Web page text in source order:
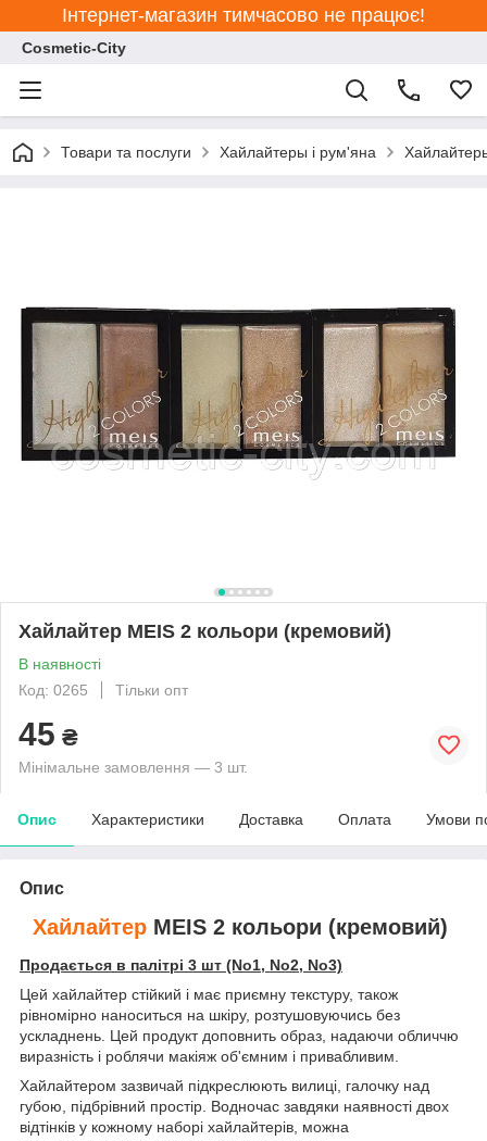
Інтернет-магазин тимчасово не працює!
Cosmetic-City
Товари та послуги Хайлайтеры і рум'яна
Хайлайтер MEIS 2 кольори (кремовий)
В наявності
Код: 0265
Тільки опт
45 ₴
Мінімальне замовлення — 3 шт.
Опис Характеристики Доставка Оплата Умови
Опис
Хайлайтер MEIS 2 кольори (кремовий)
Продається в палітрі 3 шт (No1, No2, No3)
Цей хайлайтер стійкий і має приємну текстуру, також
рівномірно наноситься на шкіру, розтушовуючись без
ускладнень. Цей продукт доповнить образ, надаючи обличчю
виразність і роблячи макіяж об'ємним і привабливим.
Хайлайтером зазвичай підкреслюють вилиці, галочку над
губою, підбрівний простір. Водночас завдяки наявності двох
відтінків у кожному наборі хайлайтерів, можна